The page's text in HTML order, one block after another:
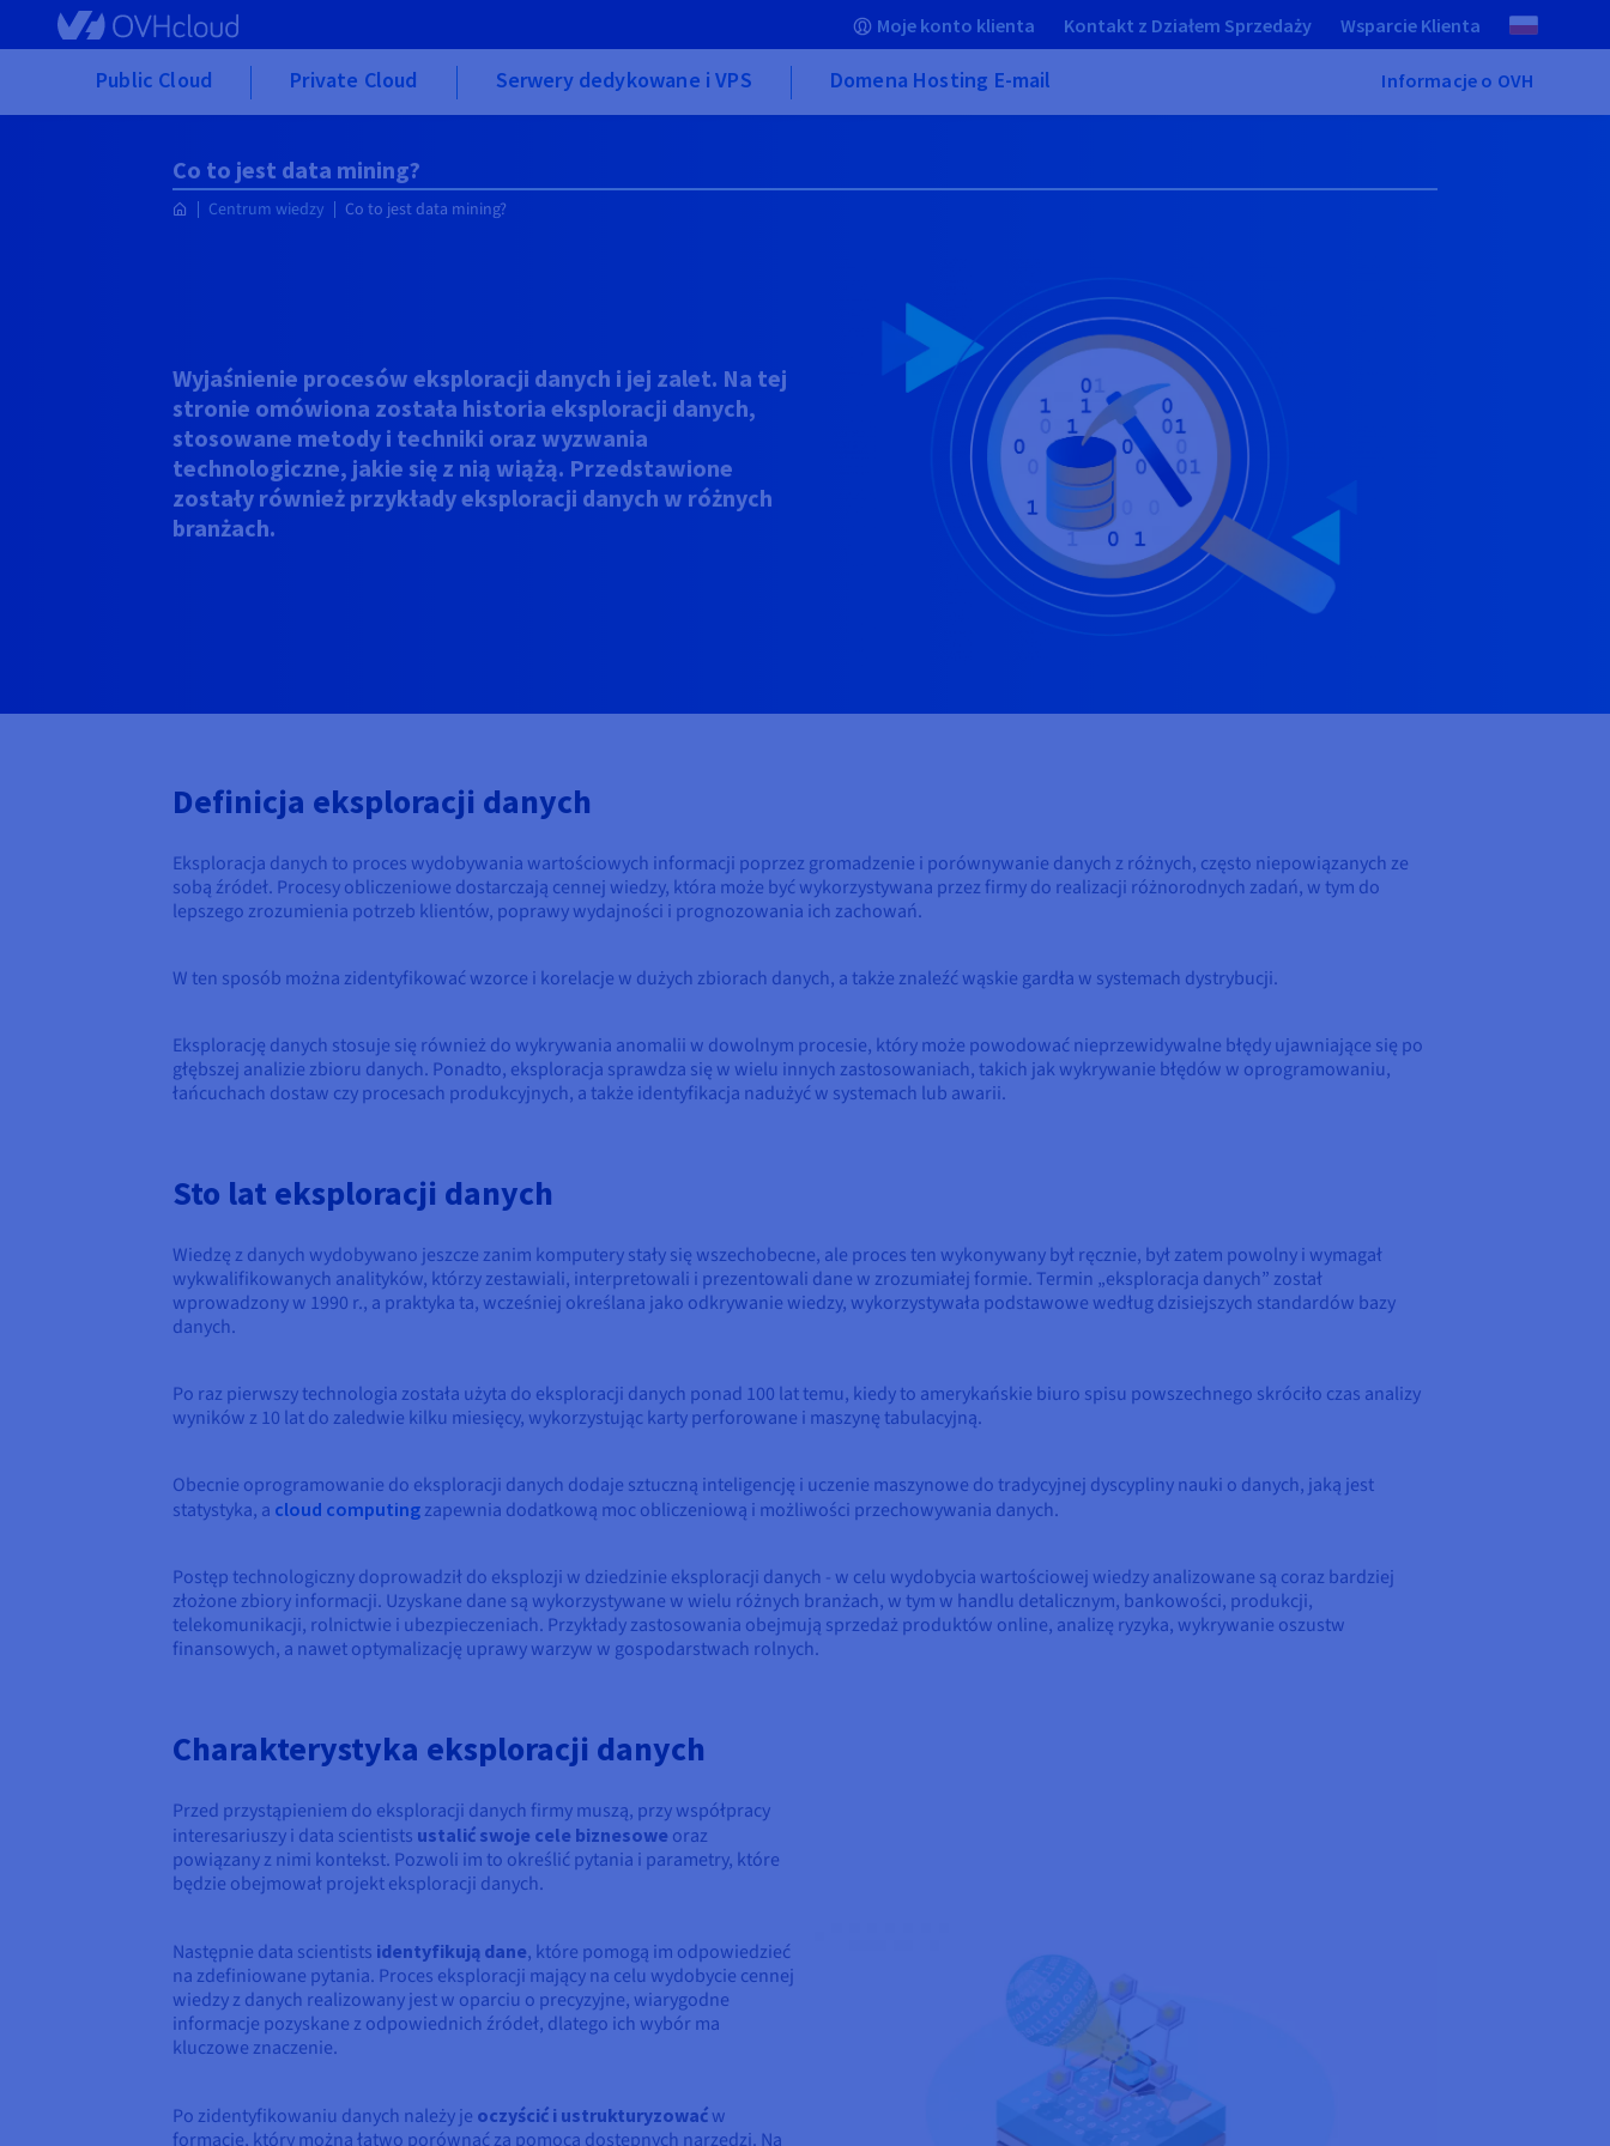
Skip to main content Moje konto klienta Kontakt z Działem Sprzedaży Wsparcie Klienta
Public Cloud Private Cloud Serwery dedykowane i VPS Domena Hosting E-mail Informacje o OVH
Co to jest data mining?
Centrum wiedzy Co to jest data mining?
Wyjaśnienie procesów eksploracji danych i jej zalet. Na tej
stronie omówiona została historia eksploracji danych,
stosowane metody i techniki oraz wyzwania
technologiczne, jakie się z nią wiążą. Przedstawione
zostały również przykłady eksploracji danych w różnych
branżach.
Definicja eksploracji danych
Eksploracja danych to proces wydobywania wartościowych informacji poprzez gromadzenie i porównywanie danych z różnych, często niepowiązanych ze
sobą źródeł. Procesy obliczeniowe dostarczają cennej wiedzy, która może być wykorzystywana przez firmy do realizacji różnorodnych zadań, w tym do
lepszego zrozumienia potrzeb klientów, poprawy wydajności i prognozowania ich zachowań.
W ten sposób można zidentyfikować wzorce i korelacje w dużych zbiorach danych, a także znaleźć wąskie gardła w systemach dystrybucji.
Eksplorację danych stosuje się również do wykrywania anomalii w dowolnym procesie, który może powodować nieprzewidywalne błędy ujawniające się po
głębszej analizie zbioru danych. Ponadto, eksploracja sprawdza się w wielu innych zastosowaniach, takich jak wykrywanie błędów w oprogramowaniu,
łańcuchach dostaw czy procesach produkcyjnych, a także identyfikacja nadużyć w systemach lub awarii.
Sto lat eksploracji danych
Wiedzę z danych wydobywano jeszcze zanim komputery stały się wszechobecne, ale proces ten wykonywany był ręcznie, był zatem powolny i wymagał
wykwalifikowanych analityków, którzy zestawiali, interpretowali i prezentowali dane w zrozumiałej formie. Termin „eksploracja danych” został
wprowadzony w 1990 r., a praktyka ta, wcześniej określana jako odkrywanie wiedzy, wykorzystywała podstawowe według dzisiejszych standardów bazy
danych.
Po raz pierwszy technologia została użyta do eksploracji danych ponad 100 lat temu, kiedy to amerykańskie biuro spisu powszechnego skróciło czas analizy
wyników z 10 lat do zaledwie kilku miesięcy, wykorzystując karty perforowane i maszynę tabulacyjną.
Obecnie oprogramowanie do eksploracji danych dodaje sztuczną inteligencję i uczenie maszynowe do tradycyjnej dyscypliny nauki o danych, jaką jest
statystyka, a cloud computingzapewnia dodatkową moc obliczeniową i możliwości przechowywania danych.
Postęp technologiczny doprowadził do eksplozji w dziedzinie eksploracji danych - w celu wydobycia wartościowej wiedzy analizowane są coraz bardziej
złożone zbiory informacji. Uzyskane dane są wykorzystywane w wielu różnych branżach, w tym w handlu detalicznym, bankowości, produkcji,
telekomunikacji, rolnictwie i ubezpieczeniach. Przykłady zastosowania obejmują sprzedaż produktów online, analizę ryzyka, wykrywanie oszustw
finansowych, a nawet optymalizację uprawy warzyw w gospodarstwach rolnych.
Charakterystyka eksploracji danych
Przed przystąpieniem do eksploracji danych firmy muszą, przy współpracy
interesariuszy i data scientists ustalić swoje cele biznesowe oraz
powiązany z nimi kontekst. Pozwoli im to określić pytania i parametry, które
będzie obejmował projekt eksploracji danych.
Następnie data scientists identyfikują dane, które pomogą im odpowiedzieć
na zdefiniowane pytania. Proces eksploracji mający na celu wydobycie cennej
wiedzy z danych realizowany jest w oparciu o precyzyjne, wiarygodne
informacje pozyskane z odpowiednich źródeł, dlatego ich wybór ma
kluczowe znaczenie.
Po zidentyfikowaniu danych należy je oczyścić i ustrukturyzować w
formacie, który można łatwo porównać za pomocą dostępnych narzędzi. Na